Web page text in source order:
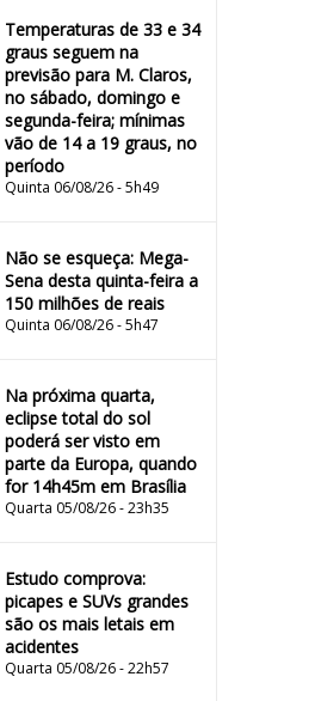
Temperaturas de 33 e 34
graus seguem na
previsão para M. Claros,
no sábado, domingo e
segunda-feira; mínimas
vão de 14 a 19 graus, no
período
Quinta 06/08/26 - 5h49
Não se esqueça: Mega-
Sena desta quinta-feira a
150 milhões de reais
Quinta 06/08/26 - 5h47
Na próxima quarta,
eclipse total do sol
poderá ser visto em
parte da Europa, quando
for 14h45m em Brasília
Quarta 05/08/26 - 23h35
Estudo comprova:
picapes e SUVs grandes
são os mais letais em
acidentes
Quarta 05/08/26 - 22h57